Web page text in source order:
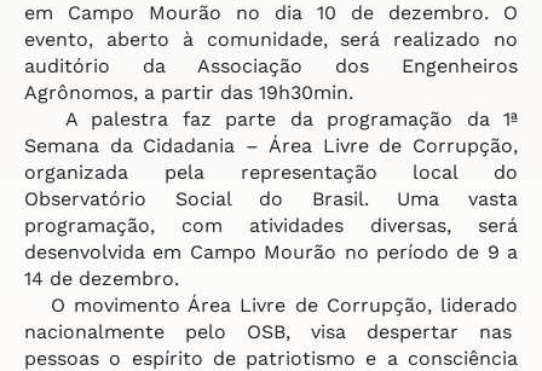
em Campo Mourão no dia 10 de dezembro. O
evento, aberto à comunidade, será realizado no
auditório da Associação dos Engenheiros
Agrônomos, a partir das 19h30min.
A palestra faz parte da programação da 1ª
Semana da Cidadania – Área Livre de Corrupção,
organizada pela representação local do
Observatório Social do Brasil. Uma vasta
programação, com atividades diversas, será
desenvolvida em Campo Mourão no período de 9 a
14 de dezembro.
O movimento Área Livre de Corrupção, liderado
nacionalmente pelo OSB, visa despertar nas
pessoas o espírito de patriotismo e a consciência